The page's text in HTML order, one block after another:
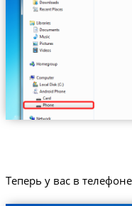
Теперь у вас в